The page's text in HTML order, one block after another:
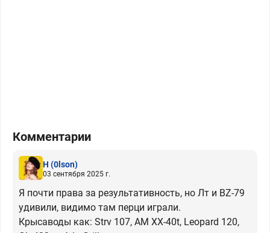
Комментарии
H (0lson)
03 сентября 2025 г.
Я почти права за результативность, но Лт и BZ-79
удивили, видимо там перци играли.
Крысаводы как: Strv 107, AM XX-40t, Leopard 120,